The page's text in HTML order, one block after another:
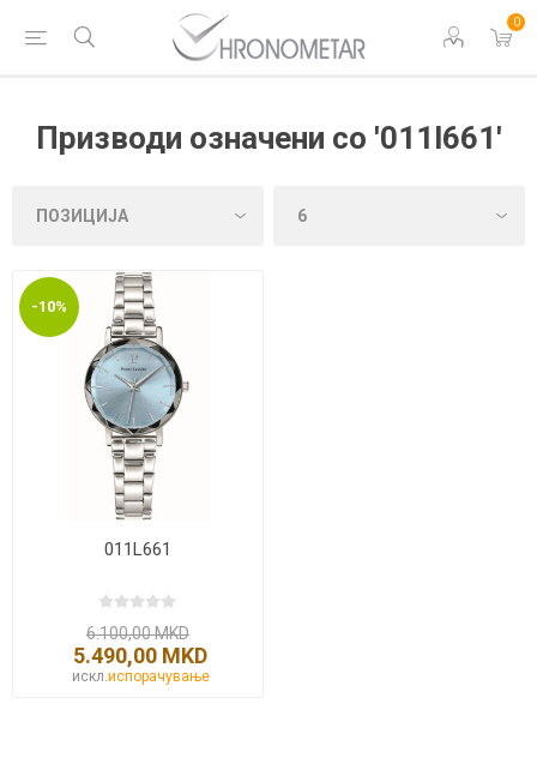
0
Призводи означени со '011l661'
-10%
011L661
6.100,00 MKD
5.490,00 MKD
искл. испорачување